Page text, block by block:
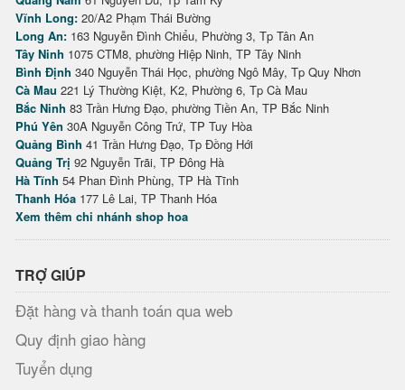
Vĩnh Long: 20/A2 Phạm Thái Bường
Long An: 163 Nguyễn Đình Chiểu, Phường 3, Tp Tân An
Tây Ninh 1075 CTM8, phường Hiệp Ninh, TP Tây Ninh
Bình Định 340 Nguyễn Thái Học, phường Ngô Mây, Tp Quy Nhơn
Cà Mau 221 Lý Thường Kiệt, K2, Phường 6, Tp Cà Mau
Bắc Ninh 83 Trần Hưng Đạo, phường Tiền An, TP Bắc Ninh
Phú Yên 30A Nguyễn Công Trứ, TP Tuy Hòa
Quảng Bình 41 Trần Hưng Đạo, Tp Đồng Hới
Quảng Trị 92 Nguyễn Trãi, TP Đông Hà
Hà Tĩnh 54 Phan Đình Phùng, TP Hà Tĩnh
Thanh Hóa 177 Lê Lai, TP Thanh Hóa
Xem thêm chi nhánh shop hoa
TRỢ GIÚP
Đặt hàng và thanh toán qua web
Quy định giao hàng
Tuyển dụng